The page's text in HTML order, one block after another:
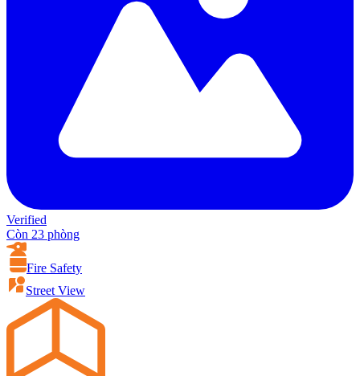
Verified
Còn 23 phòng
Fire Safety
Street View